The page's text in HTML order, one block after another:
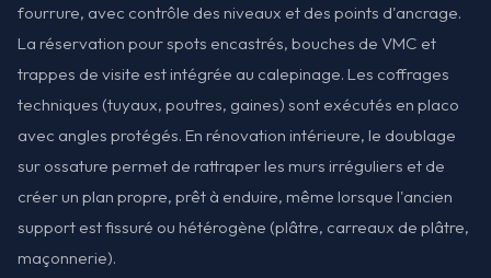
fourrure, avec contrôle des niveaux et des points d'ancrage.
La réservation pour spots encastrés, bouches de VMC et
trappes de visite est intégrée au calepinage. Les coffrages
techniques (tuyaux, poutres, gaines) sont exécutés en placo
avec angles protégés. En rénovation intérieure, le doublage
sur ossature permet de rattraper les murs irréguliers et de
créer un plan propre, prêt à enduire, même lorsque l'ancien
support est fissuré ou hétérogène (plâtre, carreaux de plâtre,
maçonnerie).